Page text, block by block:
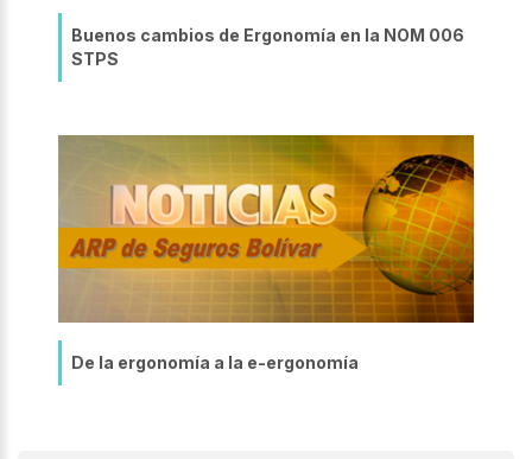
Buenos cambios de Ergonomía en la NOM 006
STPS
De la ergonomía a la e-ergonomía